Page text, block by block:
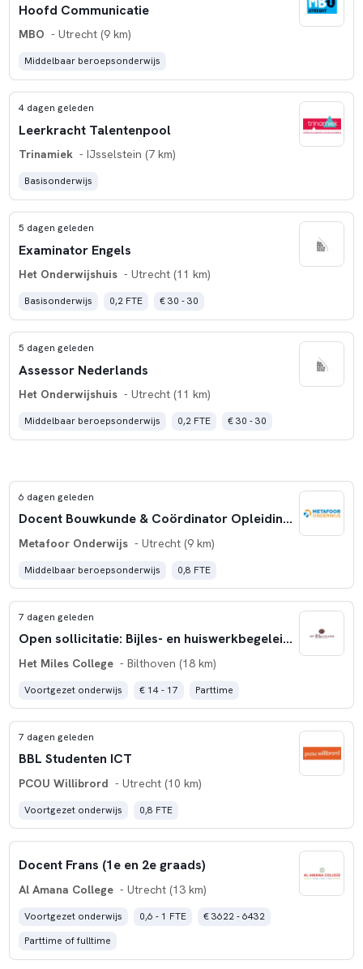
Hoofd Communicatie
MBO - Utrecht (9 km)
Middelbaar beroepsonderwijs
4 dagen geleden
Leerkracht Talentenpool
Trinamiek - IJsselstein (7 km)
Basisonderwijs
5 dagen geleden
Examinator Engels
Het Onderwijshuis - Utrecht (11 km)
Basisonderwijs 0,2 FTE € 30 - 30
5 dagen geleden
Assessor Nederlands
Het Onderwijshuis - Utrecht (11 km)
Middelbaar beroepsonderwijs 0,2 FTE € 30 - 30
6 dagen geleden
Docent Bouwkunde & Coördinator Opleiding | Regio Utrecht | 0,8 FTE
Metafoor Onderwijs - Utrecht (9 km)
Middelbaar beroepsonderwijs 0,8 FTE
7 dagen geleden
Open sollicitatie: Bijles- en huiswerkbegeleider
Het Miles College - Bilthoven (18 km)
Voortgezet onderwijs € 14 - 17 Parttime
7 dagen geleden
BBL Studenten ICT
PCOU Willibrord - Utrecht (10 km)
Voortgezet onderwijs 0,8 FTE
Docent Frans (1e en 2e graads)
Al Amana College - Utrecht (13 km)
Voortgezet onderwijs 0,6 - 1 FTE
€ 3622 - 6432
Parttime of fulltime